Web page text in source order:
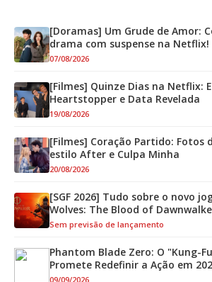
[Doramas] Um Grude de Amor:
drama com suspense na Netflix!
07/08/2026
[Filmes] Quinze Dias na Netflix:
Heartstopper e Data Revelada
19/08/2026
[Filmes] Coração Partido: Fotos
estilo After e Culpa Minha
20/08/2026
[SGF 2026] Tudo sobre o novo
Wolves: The Blood of
Sem previsão de lançamento
Phantom Blade Zero: O "Kung-
Promete Redefinir a Ação em
09/09/2026